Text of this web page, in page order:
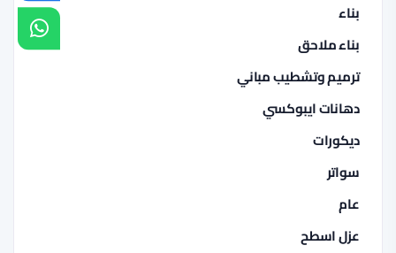
بناء
بناء ملاحق
ترميم وتشطيب مباني
دهانات ايبوكسي
ديكورات
سواتر
عام
عزل اسطح